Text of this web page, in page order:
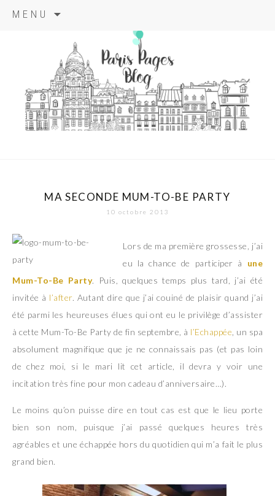
MENU
principal
paris pages
blog
MA SECONDE MUM-TO-BE PARTY
10 octobre 2013
Lors de ma première grossesse, j’ai
eu la chance de participer à une
Mum-To-Be Party. Puis, quelques temps plus tard, j’ai été
invitée à l’after. Autant dire que j’ai couiné de plaisir quand j’ai
été parmi les heureuses élues qui ont eu le privilège d’assister
à cette Mum-To-Be Party de fin septembre, à l’Echappée , un spa
absolument magnifique que je ne connaissais pas (et pas loin
de chez moi, si le mari lit cet article, il devra y voir une
incitation très fine pour mon cadeau d’anniversaire…).
Le moins qu’on puisse dire en tout cas est que le lieu porte
bien son nom, puisque j’ai passé quelques heures très
agréables et une échappée hors du quotidien qui m’a fait le plus
grand bien.